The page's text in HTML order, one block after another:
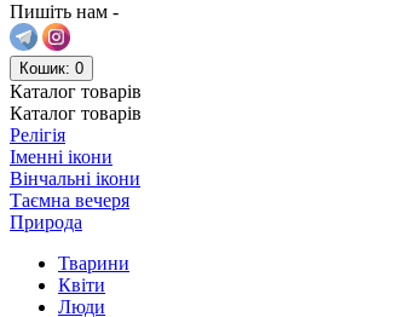
Пишіть нам -
Кошик: 0
Каталог товарів
Каталог товарів
Релігія
Іменні ікони
Вінчальні ікони
Таємна вечеря
Природа
Тварини
Квіти
Люди